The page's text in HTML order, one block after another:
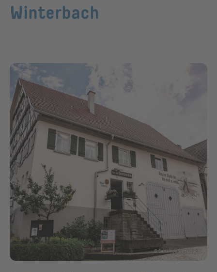
Winterbach
© Gemeinde Winterbach